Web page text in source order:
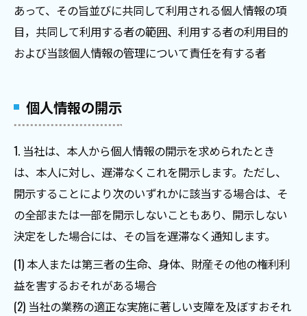
あって、その旨並びに共同して利用される個人情報の項
目，共同して利用する者の範囲、利用する者の利用目的
および当該個人情報の管理について責任を有する者
個人情報の開示
1. 当社は、本人から個人情報の開示を求められたとき
は、本人に対し、遅滞なくこれを開示します。ただし、
開示することにより次のいずれかに該当する場合は、そ
の全部または一部を開示しないこともあり、開示しない
決定をした場合には、その旨を遅滞なく通知します。
(1) 本人または第三者の生命、身体、財産その他の権利利
益を害するおそれがある場合
(2) 当社の業務の適正な実施に著しい支障を及ぼすおそれ